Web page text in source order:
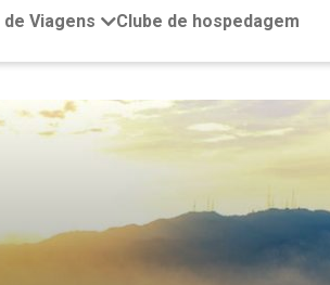
de Viagens Clube de hospedagem